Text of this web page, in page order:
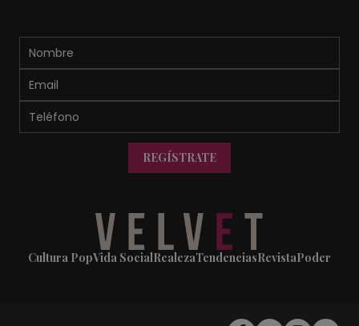
REGÍSTRATE
Cultura PopVida SocialRealezaTendenciasRevistaPoder